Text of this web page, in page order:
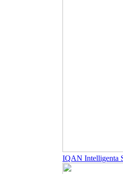
IQAN Intelligenta